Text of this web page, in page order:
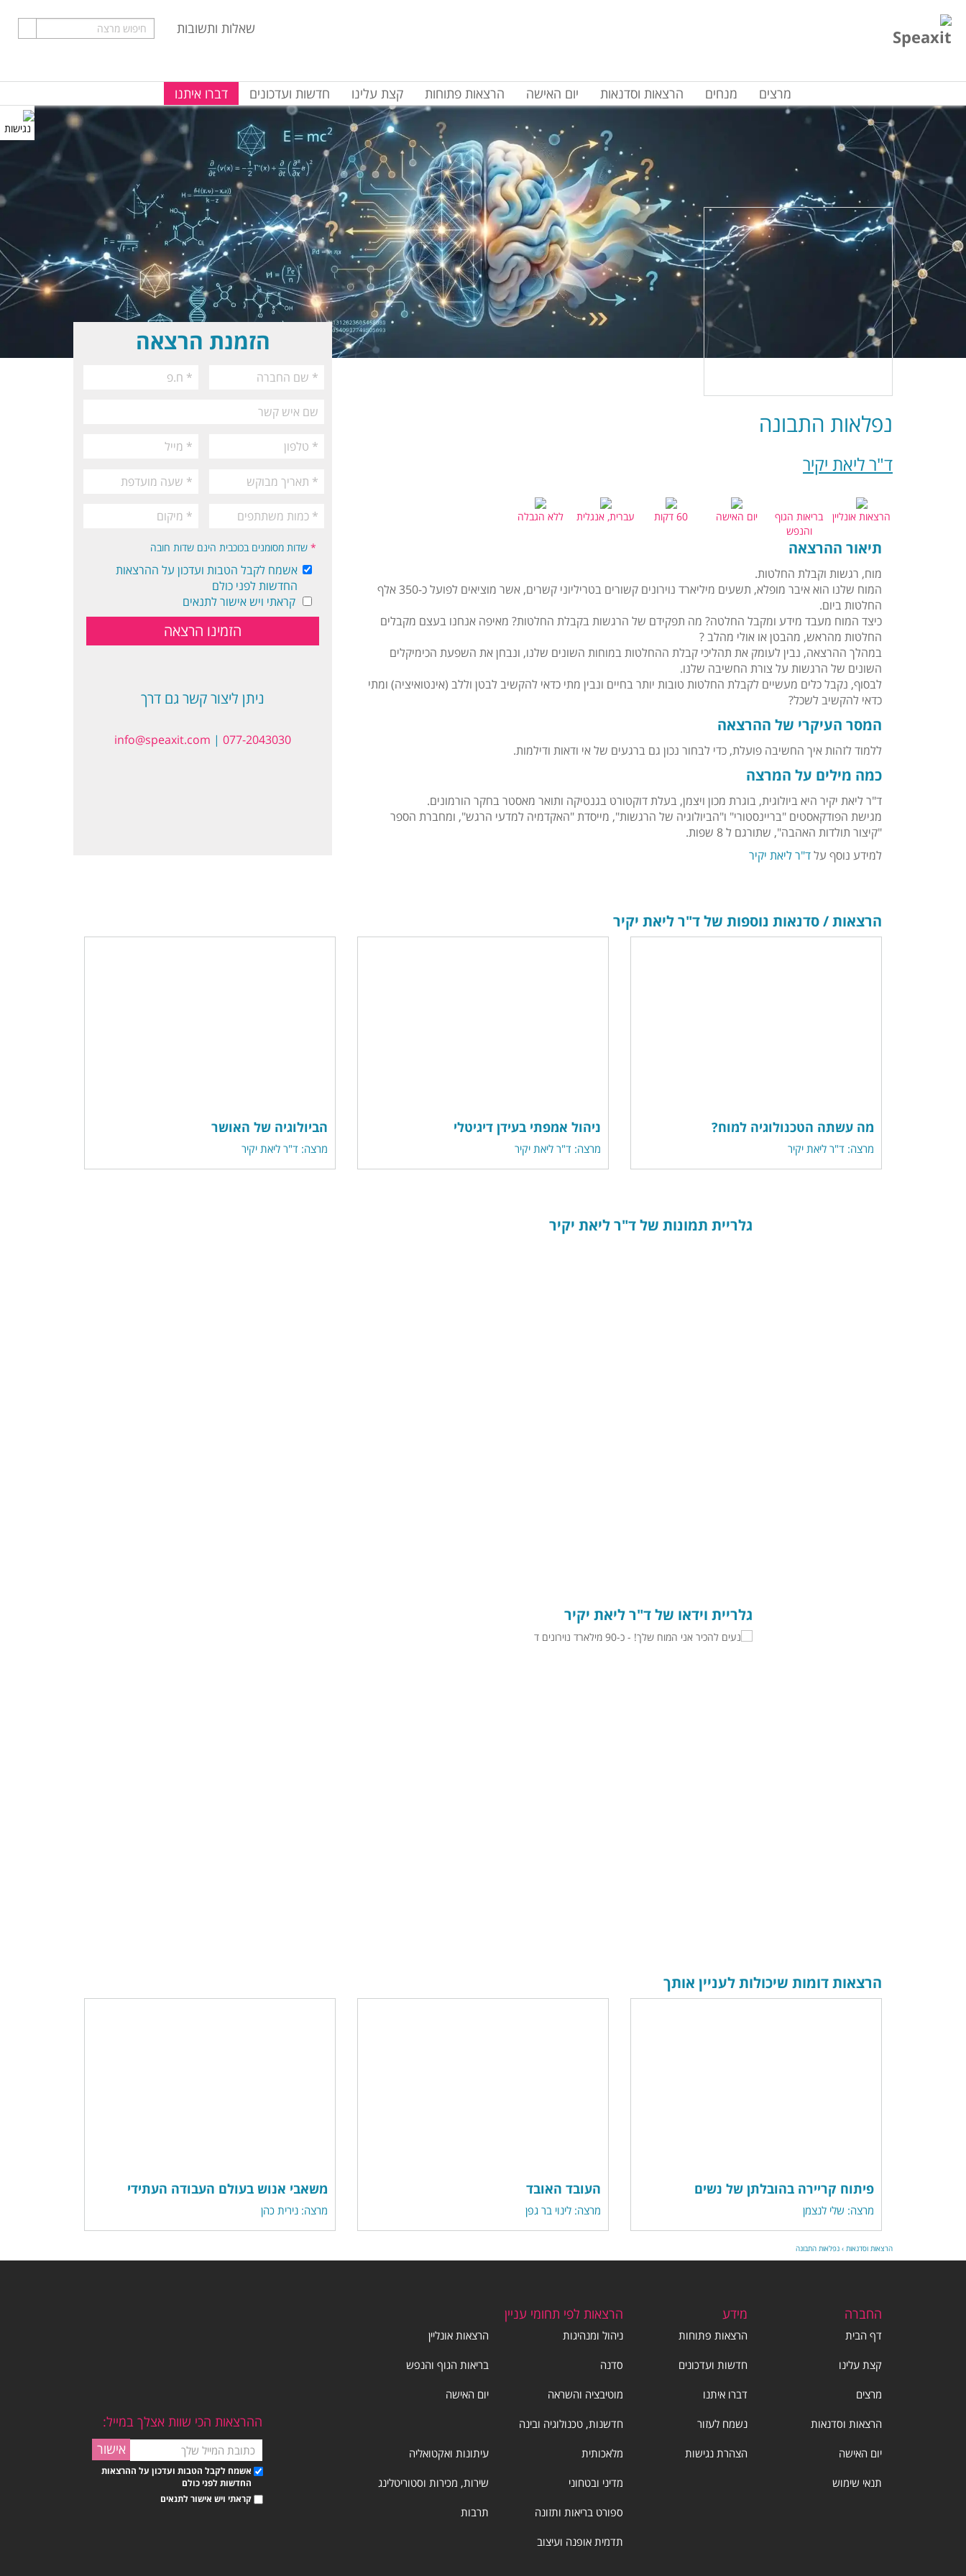
שאלות ותשובות
מרצים מנחים הרצאות וסדנאות יום האישה הרצאות פתוחות קצת עלינו חדשות ועדכונים דברו איתנו
נפלאות התבונה
ד"ר ליאת יקיר
הרצאות אונליין
בריאות הגוף
והנפש
יום האישה 60 דקות עברית, אנגלית ללא הגבלה
תיאור ההרצאה
מוח, רגשות וקבלת החלטות.
המוח שלנו הוא איבר מופלא, תשעים מיליארד נוירונים קשורים בטריליוני קשרים, אשר מוציאים לפועל כ-350 אלף
החלטות ביום.
כיצד המוח מעבד מידע ומקבל החלטה? מה תפקידם של הרגשות בקבלת החלטות? מאיפה אנחנו בעצם מקבלים
החלטות מהראש, מהבטן או אולי מהלב ?
במהלך ההרצאה, נבין לעומק את תהליכי קבלת ההחלטות במוחות השונים שלנו, ונבחן את השפעת הכימיקלים
השונים של הרגשות על צורת החשיבה שלנו.
לבסוף, נקבל כלים מעשיים לקבלת החלטות טובות יותר בחיים ונבין מתי כדאי להקשיב לבטן וללב (אינטואיציה) ומתי
כדאי להקשיב לשכל?
המסר העיקרי של ההרצאה
ללמוד לזהות איך החשיבה פועלת, כדי לבחור נכון גם ברגעים של אי ודאות ודילמות.
כמה מילים על המרצה
ד"ר ליאת יקיר היא ביולוגית, בוגרת מכון ויצמן, בעלת דוקטורט בגנטיקה ותואר מאסטר בחקר הורמונים.
מגישת הפודקאסטים "בריינסטורי" ו"הביולוגיה של הרגשות", מייסדת "האקדמיה למדעי הרגש", ומחברת הספר
"קיצור תולדות האהבה", שתורגם ל 8 שפות.
למידע נוסף עלד"ר ליאת יקיר
הזמנת הרצאה
* שדות מסומנים בכוכבית הינם שדות חובה
אשמח לקבל הטבות ועדכון על ההרצאות
החדשות לפני כולם
קראתי ויש אישור לתנאים
ניתן ליצור קשר גם דרך
077-2043030
|
info@speaxit.com
הרצאות / סדנאות נוספות של ד"ר ליאת יקיר
מה עשתה הטכנולוגיה למוח?
מרצה: ד"ר ליאת יקיר
ניהול אמפתי בעידן דיגיטלי
מרצה: ד"ר ליאת יקיר
הביולוגיה של האושר
מרצה: ד"ר ליאת יקיר
גלריית תמונות של ד"ר ליאת יקיר
גלריית וידאו של ד"ר ליאת יקיר
הרצאות דומות שיכולות לעניין אותך
פיתוח קריירה בהובלתן של נשים
מרצה: שלי לנצמן
העובד האובד
מרצה: לינוי בר גפן
משאבי אנוש בעולם העבודה העתידי
מרצה: נירית כהן
הרצאות וסדנאות › נפלאות התבונה
החברה
דף הבית
קצת עלינו
מרצים
הרצאות וסדנאות
יום האישה
תנאי שימוש
מידע
הרצאות פתוחות
חדשות ועדכונים
דברו איתנו
נשמח לעזור
הצהרת נגישות
הרצאות לפי תחומי עניין
ניהול ומנהיגות הרצאות אונליין
סדנה בריאות הגוף והנפש
מוטיבציה והשראה יום האישה
חדשנות, טכנולוגיה ובינה
מלאכותית עיתונות ואקטואליה
מדיני ובטחוני שירות, מכירות וסטוריטלינג
ספורט בריאות ותזונה תרבות
תדמית אופנה ועיצוב
ההרצאות הכי שוות אצלך במייל:
אשמח לקבל הטבות ועדכון על ההרצאות
החדשות לפני כולם
קראתי ויש אישור לתנאים